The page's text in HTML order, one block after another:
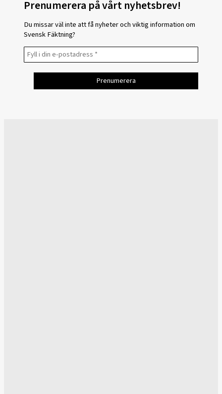
Prenumerera på vårt nyhetsbrev!
Du missar väl inte att få nyheter och viktig information om
Svensk Fäktning?